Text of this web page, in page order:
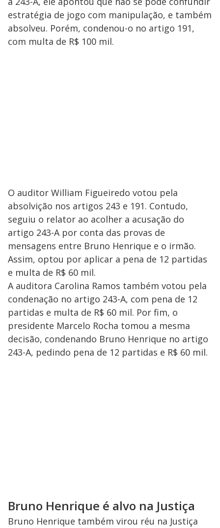
estratégia de jogo com manipulação, e também
absolveu. Porém, condenou-o no artigo 191,
com multa de R$ 100 mil.
O auditor William Figueiredo votou pela
absolvição nos artigos 243 e 191. Contudo,
seguiu o relator ao acolher a acusação do
artigo 243-A por conta das provas de
mensagens entre Bruno Henrique e o irmão.
Assim, optou por aplicar a pena de 12 partidas
e multa de R$ 60 mil.
A auditora Carolina Ramos também votou pela
condenação no artigo 243-A, com pena de 12
partidas e multa de R$ 60 mil. Por fim, o
presidente Marcelo Rocha tomou a mesma
decisão, condenando Bruno Henrique no artigo
243-A, pedindo pena de 12 partidas e R$ 60 mil.
Bruno Henrique é alvo na Justiça
Bruno Henrique também virou réu na Justiça